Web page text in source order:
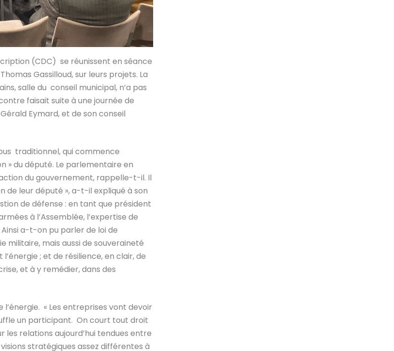
(CDC) se réunissent en séance
Gassilloud, sur leurs projets. La
salle du conseil municipal, n’a pas
faisait suite à une journée de
Eymard, et de son conseil
traditionnel, qui commence
» du député. Le parlementaire en
du gouvernement, rappelle-t-il. Il
de leur député », a-t-il expliqué à son
de défense : en tant que président
à l’Assemblée, l’expertise de
a-t-on pu parler de loi de
militaire, mais aussi de souveraineté
; et de résilience, en clair, de
et à y remédier, dans des
« Les entreprises vont devoir
un participant. On court tout droit
relations aujourd’hui tendues entre
stratégiques assez différentes à